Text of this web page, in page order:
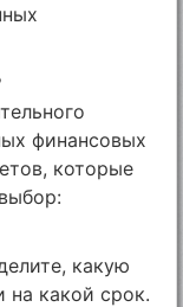
финансовых
которые
какую
на какой срок.